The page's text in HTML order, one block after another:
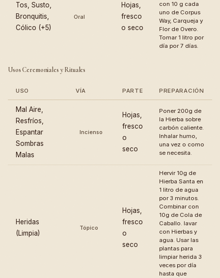
Tos, Susto,
Bronquitis,
Cólico (+5)
Oral
Hojas,
fresco
o seco
con 10 g cada
uno de Corpus
Way, Carqueja y
Flor de Overo.
Tomar 1 litro por
día por 7 días.
Usos Ceremoniales y Rituales
USO VÍA PARTE PREPARACIÓN
Mal Aire,
Resfríos,
Espantar
Sombras
Malas
Incienso
Hojas,
fresco
o
seco
Poner 200g de
la Hierba sobre
carbón caliente.
Inhalar humo,
una vez o como
se necesita.
Heridas
(Limpia)
Tópico
Hojas,
fresco
o
seco
Hervir 10g de
Hierba Santa en
1 litro de agua
por 3 minutos.
Combinar con
10g de Cola de
Caballo. lavar
con Hierbas y
agua. Usar las
plantas para
limpiar herida 3
veces por día
hasta que